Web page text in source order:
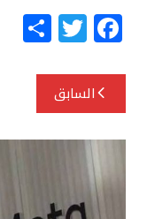
F
a
c
e
b
o
o
T
w
itt
e
r
S
h
تصفّح
المقالات
السابق